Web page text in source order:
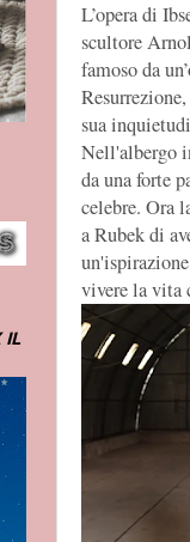
L’opera di
scultore
famoso da
sua
Nell'albergo
da una forte
celebre. Ora
a Rubek di
vivere la vita
IL